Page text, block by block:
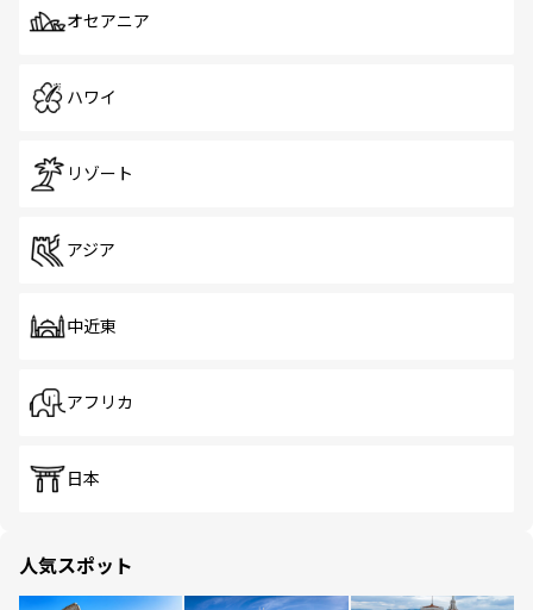
オセアニア
ハワイ
リゾート
アジア
中近東
アフリカ
日本
人気スポット